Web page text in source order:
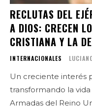
RECLUTAS DEL
A DIOS: CRECEN
CRISTIANA Y LA
INTERNACIONALES
Un creciente interés
transformando la
Armadas del Reino